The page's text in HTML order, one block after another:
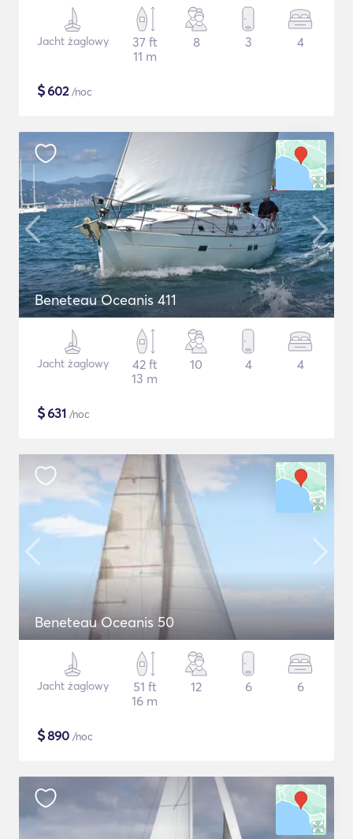
Jacht żaglowy
37 ft
11 m
8 3 4
$602/noc
Beneteau Oceanis 411
Jacht żaglowy
42 ft
13 m
10 4 4
$631 /noc
Beneteau Oceanis 50
Jacht żaglowy
51 ft
16 m
12 6 6
$890 /noc